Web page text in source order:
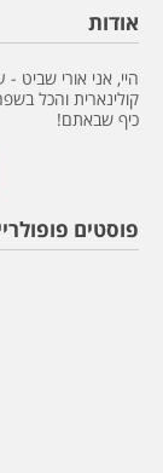
אודות
היי, אני אורי שביט
קולינארית והכל
כיף שבאתם!
פוסטים